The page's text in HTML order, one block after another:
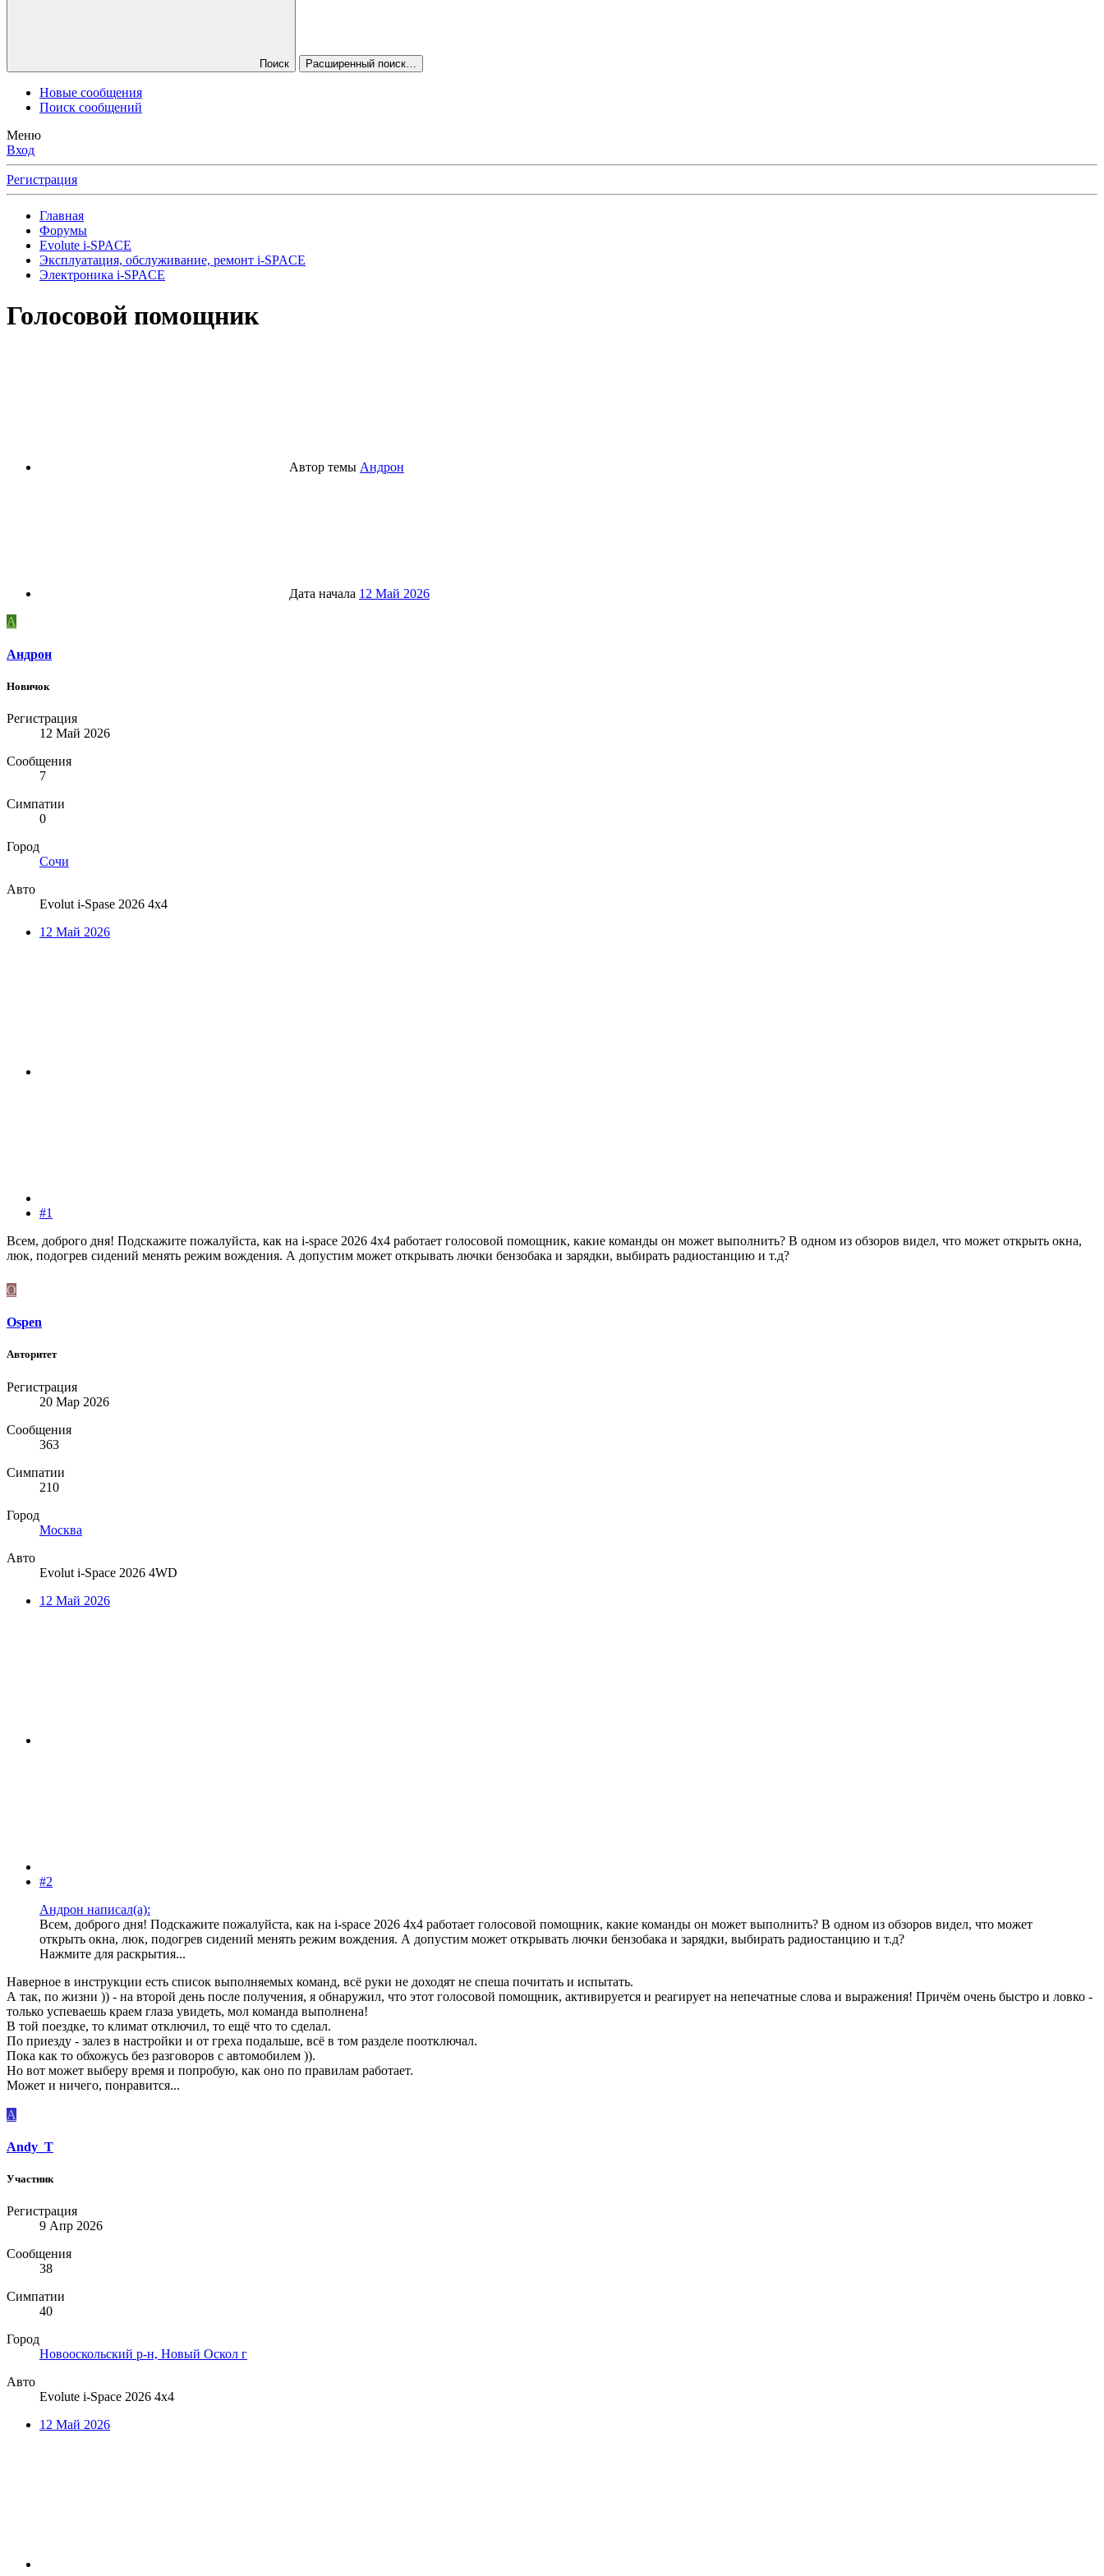
Поиск Расширенный поиск…
Новые сообщения
Поиск сообщений
Меню
Вход
Регистрация
Главная
Форумы
Evolute i⁠-⁠SPACE
Эксплуатация, обслуживание, ремонт i-SPACE
Электроника i-SPACE
Голосовой помощник
Автор темы Андрон
Дата начала 12 Май 2026
А
Андрон
Новичок
Регистрация
12 Май 2026
Сообщения
7
Симпатии
0
Город
Сочи
Авто
Evolut i-Spase 2026 4x4
12 Май 2026
#1
Всем, доброго дня! Подскажите пожалуйста, как на i-space 2026 4х4 работает голосовой помощник, какие команды он может выполнить? В одном из обзоров видел, что может открыть окна,
люк, подогрев сидений менять режим вождения. А допустим может открывать лючки бензобака и зарядки, выбирать радиостанцию и т.д?
O
Ospen
Авторитет
Регистрация
20 Мар 2026
Сообщения
363
Симпатии
210
Город
Москва
Авто
Evolut i-Space 2026 4WD
12 Май 2026
#2
Андрон написал(а):
Всем, доброго дня! Подскажите пожалуйста, как на i-space 2026 4х4 работает голосовой помощник, какие команды он может выполнить? В одном из обзоров видел, что может
открыть окна, люк, подогрев сидений менять режим вождения. А допустим может открывать лючки бензобака и зарядки, выбирать радиостанцию и т.д?
Нажмите для раскрытия...
Наверное в инструкции есть список выполняемых команд, всё руки не доходят не спеша почитать и испытать.
А так, по жизни )) - на второй день после получения, я обнаружил, что этот голосовой помощник, активируется и реагирует на непечатные слова и выражения! Причём очень быстро и ловко -
только успеваешь краем глаза увидеть, мол команда выполнена!
В той поездке, то климат отключил, то ещё что то сделал.
По приезду - залез в настройки и от греха подальше, всё в том разделе поотключал.
Пока как то обхожусь без разговоров с автомобилем )).
Но вот может выберу время и попробую, как оно по правилам работает.
Может и ничего, понравится...
A
Andy_T
Участник
Регистрация
9 Апр 2026
Сообщения
38
Симпатии
40
Город
Новооскольский р-н, Новый Оскол г
Авто
Evolute i-Space 2026 4х4
12 Май 2026